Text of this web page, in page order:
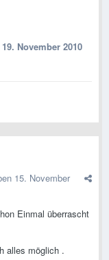
19. November 2010
15. November
Einmal überrascht
alles möglich .